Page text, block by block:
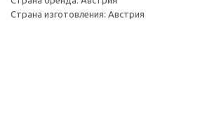
Страна изготовления: Австрия